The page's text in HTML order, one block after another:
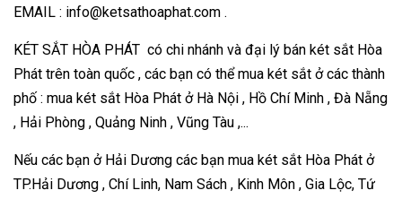
EMAIL : info@ketsathoaphat.com .
KÉT SẮT HÒA PHÁT có chi nhánh và đại lý bán két sắt Hòa
Phát trên toàn quốc , các bạn có thể mua két sắt ở các thành
phố : mua két sắt Hòa Phát ở Hà Nội , Hồ Chí Minh , Đà Nẵng
, Hải Phòng , Quảng Ninh , Vũng Tàu ,...
Nếu các bạn ở Hải Dương các bạn mua két sắt Hòa Phát ở
TP.Hải Dương , Chí Linh, Nam Sách , Kinh Môn , Gia Lộc, Tứ